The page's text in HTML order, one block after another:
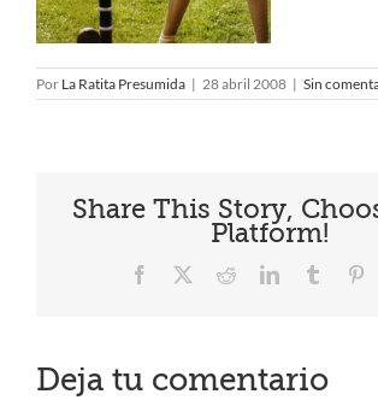
Por La Ratita Presumida | 28 abril 2008 | Sin
Share This Story,
Platform!
Facebook RedditLinkedInTumblr
Deja tu comentario